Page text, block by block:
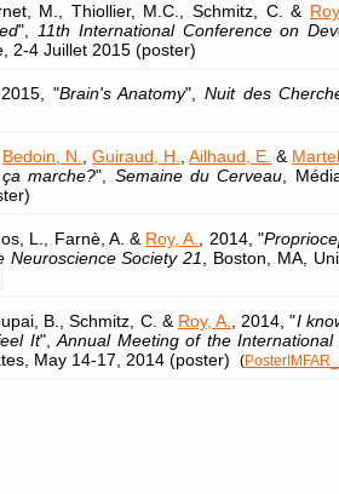
M., Thiollier, M.C., Schmitz, C. &
",
11th International Conference on
2-4 Juillet 2015 (poster)
2015, "Brain's Anatomy", Nuit des
Bedoin, N. Guiraud, H. Ailhaud, E. &
marche?", Semaine du Cerveau ,
L., Farnè, A. & Roy, A. , 2014, "
Neuroscience Society 21
, Boston, MA,
B., Schmitz, C. & Roy, A. , 2014, "I
It",Annual Meeting of the International
May 14-17, 2014 (poster) (